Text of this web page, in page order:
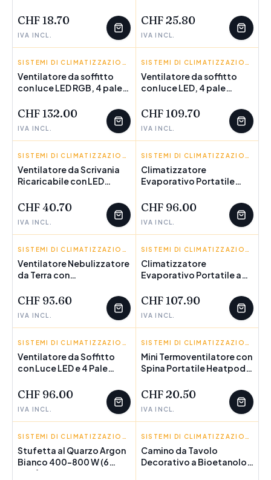
in 1 Misvolt InnovaGoods
CHF 18.70
IVA INCL.
mAh / 13,3 W
CHF 25.80
IVA INCL.
INNOVAGOODS SISTEMI DI CLIMATIZZAZIONE
Ventilatore da soffitto
con luce LED RGB, 4 pale
InnovaGoods
CHF 132.00
IVA INCL.
INNOVAGOODS SISTEMI DI CLIMATIZZAZIONE
Ventilatore da soffitto
con luce LED, 4 pale
InnovaGoods
CHF 109.70
IVA INCL.
INNOVAGOODS SISTEMI DI CLIMATIZZAZIONE
Ventilatore da Scrivania
Ricaricabile con LED
Ø6,6'' 4000 mAh
CHF 40.70
IVA INCL.
INNOVAGOODS SISTEMI DI CLIMATIZZAZIONE
Climatizzatore
Evaporativo Portatile
InnovaGoods 5 L 65 W
CHF 96.00
IVA INCL.
INNOVAGOODS SISTEMI DI CLIMATIZZAZIONE
Ventilatore Nebulizzatore
da Terra con
CHF 93.60
IVA INCL.
INNOVAGOODS SISTEMI DI CLIMATIZZAZIONE
Climatizzatore
Evaporativo Portatile a
Telecomando Hushly
CHF 107.90
IVA INCL.
INNOVAGOODS SISTEMI DI CLIMATIZZAZIONE
Ventilatore da Soffitto
con Luce LED e 4 Pale
InnovaGoods Bianco 72 W
CHF 96.00
IVA INCL.
INNOVAGOODS SISTEMI DI CLIMATIZZAZIONE
Mini Termoventilatore con
Spina Portatile Heatpod
CHF 20.50
IVA INCL.
ARGON
POCHI PEZZI
SISTEMI DI CLIMATIZZAZIONE
Stufetta al Quarzo Argon
Bianco 400-800 W (6
Unità)
INNOVAGOODS SISTEMI DI CLIMATIZZAZIONE
Camino da Tavolo
Decorativo a Bioetanolo